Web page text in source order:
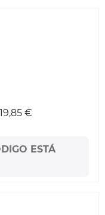
19,85 €
ESTÁ